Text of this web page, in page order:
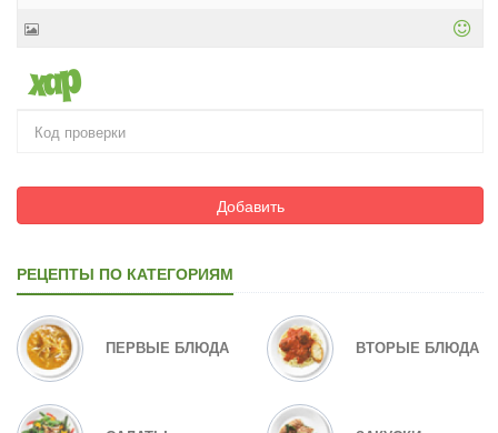
Добавить
РЕЦЕПТЫ ПО КАТЕГОРИЯМ
ПЕРВЫЕ БЛЮДА ВТОРЫЕ БЛЮДА